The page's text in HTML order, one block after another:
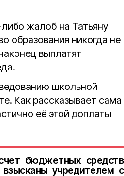
либо жалоб на Татьяну
образования никогда не
выплатят
школьной
Как рассказывает сама
её этой доплаты
бюджетных средств
учредителем с